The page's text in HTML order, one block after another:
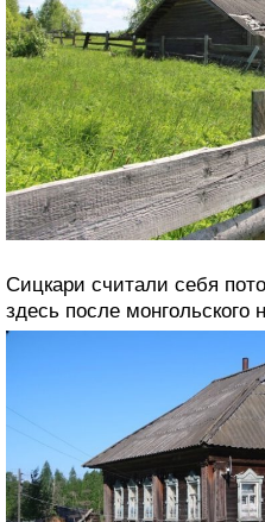
Сицкари считали себя
здесь после монгольского